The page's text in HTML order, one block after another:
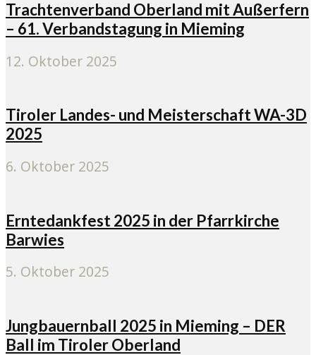
Trachtenverband Oberland mit Außerfern
– 61. Verbandstagung in Mieming
12. Oktober 2025
Tiroler Landes- und Meisterschaft WA-3D
2025
6. Oktober 2025
Erntedankfest 2025 in der Pfarrkirche
Barwies
5. Oktober 2025
Jungbauernball 2025 in Mieming – DER
Ball im Tiroler Oberland